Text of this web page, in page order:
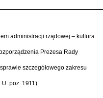
administracji rządowej – kultura
Prezesa Rady
szczegółowego zakresu
poz. 1911).